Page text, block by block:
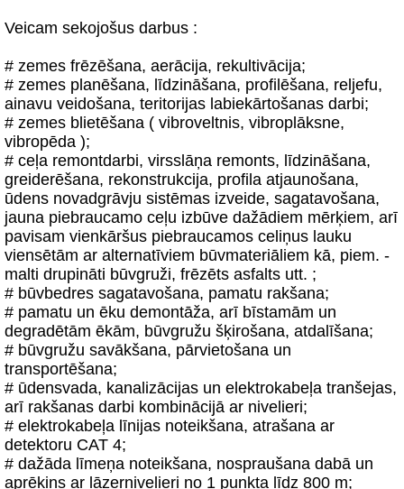
Veicam sekojošus darbus :
# zemes frēzēšana, aerācija, rekultivācija;
# zemes planēšana, līdzināšana, profilēšana, reljefu,
ainavu veidošana, teritorijas labiekārtošanas darbi;
# zemes blietēšana ( vibroveltnis, vibroplāksne,
vibropēda );
# ceļa remontdarbi, virsslāņa remonts, līdzināšana,
greiderēšana, rekonstrukcija, profila atjaunošana,
ūdens novadgrāvju sistēmas izveide, sagatavošana,
jauna piebraucamo ceļu izbūve dažādiem mērķiem, arī
pavisam vienkāršus piebraucamos celiņus lauku
viensētām ar alternatīviem būvmateriāliem kā, piem. -
malti drupināti būvgruži, frēzēts asfalts utt. ;
# būvbedres sagatavošana, pamatu rakšana;
# pamatu un ēku demontāža, arī bīstamām un
degradētām ēkām, būvgružu šķirošana, atdalīšana;
# būvgružu savākšana, pārvietošana un
transportēšana;
# ūdensvada, kanalizācijas un elektrokabeļa tranšejas,
arī rakšanas darbi kombinācijā ar nivelieri;
# elektrokabeļa līnijas noteikšana, atrašana ar
detektoru CAT 4;
# dažāda līmeņa noteikšana, nospraušana dabā un
aprēķins ar lāzernivelieri no 1 punkta līdz 800 m;